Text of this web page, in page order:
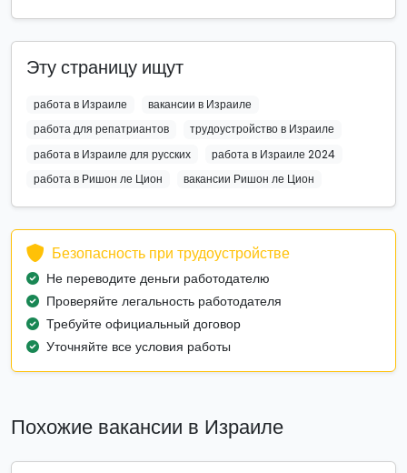
Эту страницу ищут
работа в Израиле
вакансии в Израиле
работа для репатриантов
трудоустройство в Израиле
работа в Израиле для русских
работа в Израиле 2024
работа в Ришон ле Цион
вакансии Ришон ле Цион
Безопасность при трудоустройстве
Не переводите деньги работодателю
Проверяйте легальность работодателя
Требуйте официальный договор
Уточняйте все условия работы
Похожие вакансии в Израиле